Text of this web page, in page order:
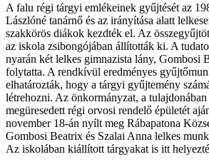
A falu régi tárgyi emlékeinek gyűjtését az
Lászlóné tanárnő és az irányítása alatt
szakkörös diákok kezdték el. Az
az iskola zsibongójában állították ki. A
nyarán két lelkes gimnazista lány, Gombosi
folytatta. A rendkívül eredményes
elhatározták, hogy a tárgyi gyűjtemény
létrehozni. Az önkormányzat, a
megüresedett régi orvosi rendelő épületét
november 18-án nyílt meg Rábapatona
Gombosi Beatrix és Szalai Anna lelkes
Az iskolában kiállított tárgyakat is itt